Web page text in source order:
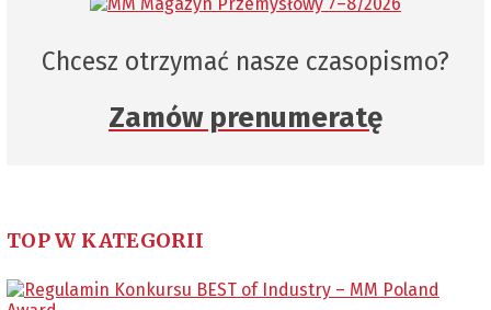
Chcesz otrzymać nasze czasopismo?
Zamów prenumeratę
TOP W KATEGORII